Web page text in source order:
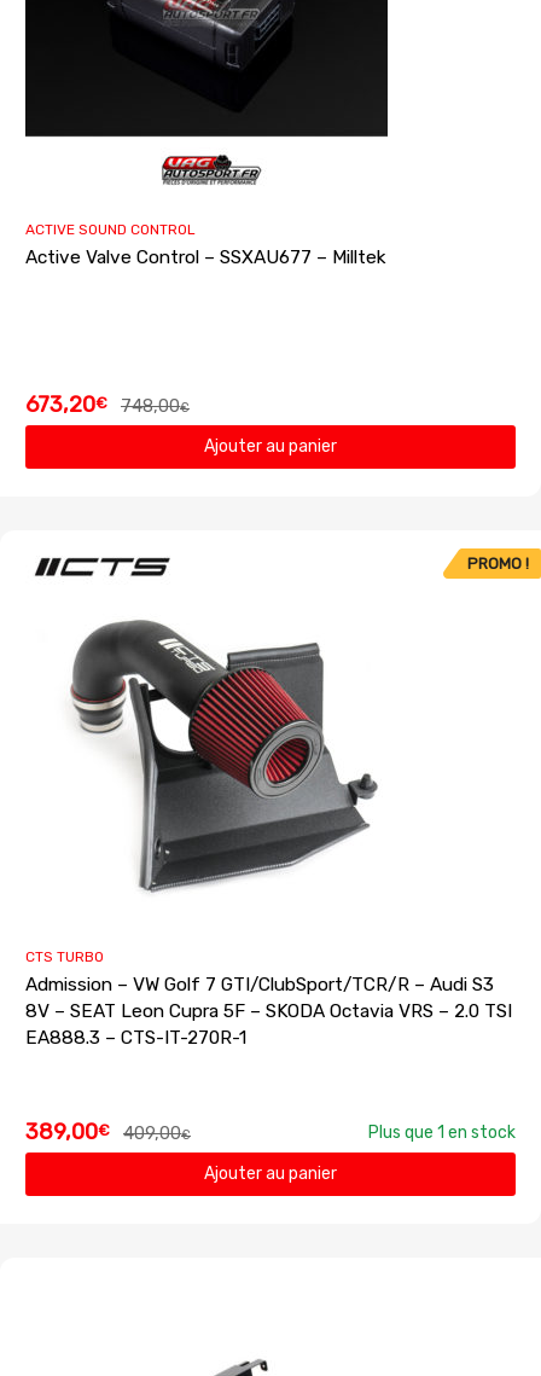
ACTIVE SOUND CONTROL
Active Valve Control – SSXAU677 – Milltek
748,00€
673,20€
Ajouter au panier
PROMO !
CTS TURBO
Admission – VW Golf 7 GTI/ClubSport/TCR/R – Audi S3
8V – SEAT Leon Cupra 5F – SKODA Octavia VRS – 2.0 TSI
EA888.3 – CTS-IT-270R-1
409,00€
389,00€
Plus que 1 en stock
Ajouter au panier